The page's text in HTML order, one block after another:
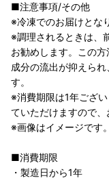
■注意事項/その他
※冷凍でのお届けとな
※調理されるときは、
お勧めします。この
成分の流出が抑えら
す。
※消費期限は1年ござ
ていただけますので、
※画像はイメージです。
■消費期限
・製造日から1年